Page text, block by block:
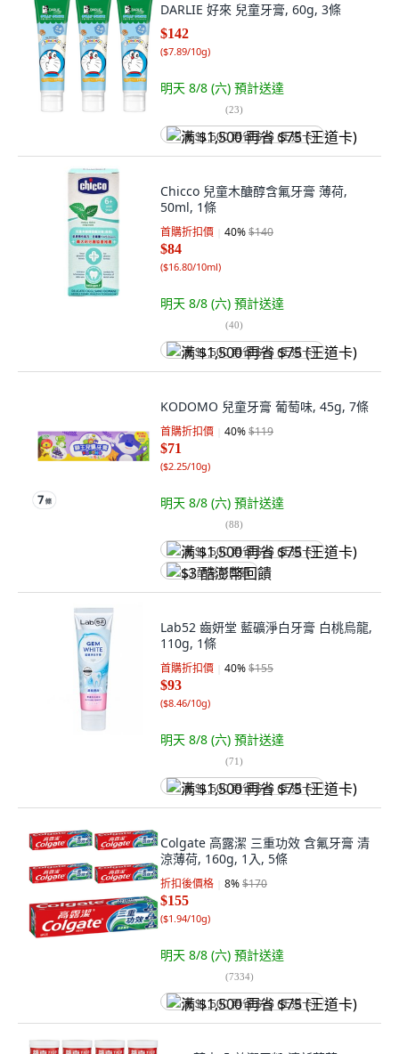
DARLIE 好來 兒童牙膏, 60g, 3條
$142
($7.89/10g)
明天 8/8 (六) 預計送達
(23)
满 $1,500 再省 $75 (王道卡)
Chicco 兒童木醣醇含氟牙膏 薄荷,
50ml, 1條
首購折扣價 40%$140
$84
($16.80/10ml)
明天 8/8 (六) 預計送達
(40)
满 $1,500 再省 $75 (王道卡)
KODOMO 兒童牙膏 葡萄味, 45g, 7條
首購折扣價 40%$119
$71
($2.25/10g)
明天 8/8 (六) 預計送達
(88)
满 $1,500 再省 $75 (王道卡)
$3 酷澎幣回饋
Lab52 齒妍堂 藍礦淨白牙膏 白桃烏龍,
110g, 1條
首購折扣價 40%$155
$93
($8.46/10g)
明天 8/8 (六) 預計送達
(71)
满 $1,500 再省 $75 (王道卡)
Colgate 高露潔 三重功效 含氟牙膏 清
涼薄荷, 160g, 1入, 5條
折扣後價格 8%$170
$155
($1.94/10g)
明天 8/8 (六) 預計送達
(7334)
满 $1,500 再省 $75 (王道卡)